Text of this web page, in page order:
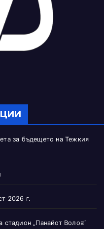
за бъдещето на Тежкия
2026 г.
стадион „Панайот Волов“